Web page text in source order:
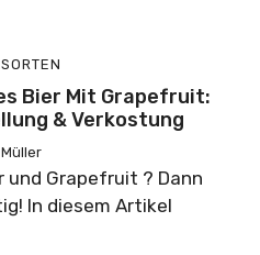
Bier Mit Grapefruit:
& Verkostung
und Grapefruit ? Dann
In diesem Artikel